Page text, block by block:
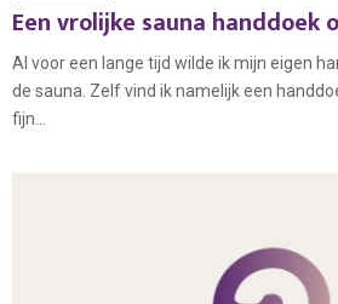
Een vrolijke sauna handdoek
Al voor een lange tijd wilde ik mijn eigen
de sauna. Zelf vind ik namelijk een
fijn...